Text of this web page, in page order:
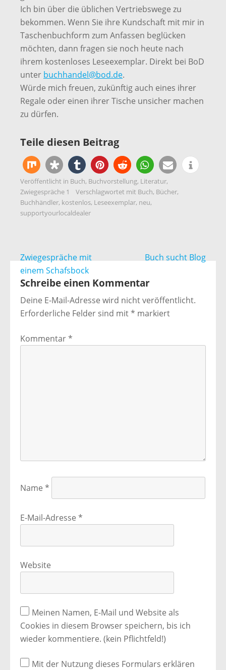
Ich bin über die üblichen Vertriebswege zu
bekommen. Wenn Sie ihre Kundschaft mit mir in
Taschenbuchform zum Anfassen beglücken
möchten, dann fragen sie noch heute nach
ihrem kostenloses Leseexemplar. Direkt bei BoD
unter buchhandel@bod.de.
Würde mich freuen, zukünftig auch eines ihrer
Regale oder einen ihrer Tische unsicher machen
zu dürfen.
Teile diesen Beitrag
Veröffentlicht in Buch, Buchvorstellung, Literatur,
Zwiegespräche 1
Verschlagwortet mit Buch, Bücher,
Buchhändler, kostenlos, Leseexemplar, neu,
supportyourlocaldealer
Beitragsnavigation
Zwiegespräche mit
einem Schafsbock
Buch sucht Blog
Schreibe einen Kommentar
Deine E-Mail-Adresse wird nicht veröffentlicht.
Erforderliche Felder sind mit* markiert
Kommentar*
Name *
E-Mail-Adresse *
Website
Meinen Namen, E-Mail und Website als
Cookies in diesem Browser speichern, bis ich
wieder kommentiere. (kein Pflichtfeld!)
Mit der Nutzung dieses Formulars erklären